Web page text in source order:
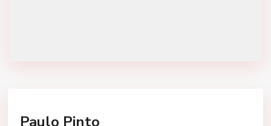
Paulo Pinto